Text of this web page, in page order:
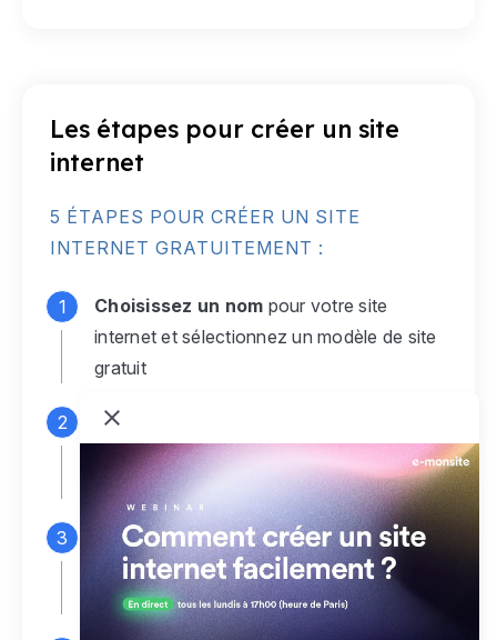
Les étapes pour créer un site
internet
5 ÉTAPES POUR CRÉER UN SITE
INTERNET GRATUITEMENT :
Choisissez un nom pour votre site
internet et sélectionnez un modèle de site
gratuit
Connectez-vous
monsite gratuit pour accéder à votre
espace d'administration
Personnalisez entièrement le
designpour créer un site web sur-mesure,
à votre image